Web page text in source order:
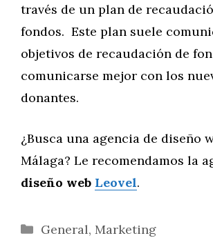
través de un plan de
fondos. Este plan suele
objetivos de recaudación de
comunicarse mejor con los
donantes.
¿Busca una agencia de diseño
Málaga? Le recomendamos la
diseño web Leovel.
Categorías
General, Marketing